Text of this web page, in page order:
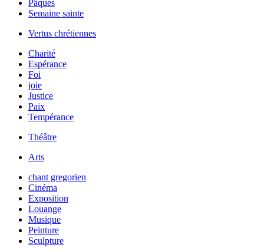
Pâques
Semaine sainte
Vertus chrétiennes
Charité
Espérance
Foi
joie
Justice
Paix
Tempérance
Théâtre
Arts
chant gregorien
Cinéma
Exposition
Louange
Musique
Peinture
Sculpture